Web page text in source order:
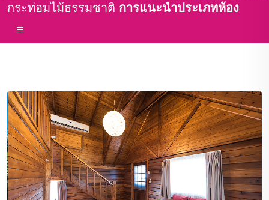
กระท่อมไม้ธรรมชาติ การแนะนำประเภทห้อง